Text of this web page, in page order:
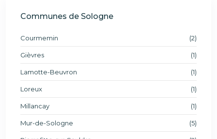
Communes de Sologne
Courmemin (2)
Gièvres (1)
Lamotte-Beuvron (1)
Loreux (1)
Millancay (1)
Mur-de-Sologne (5)